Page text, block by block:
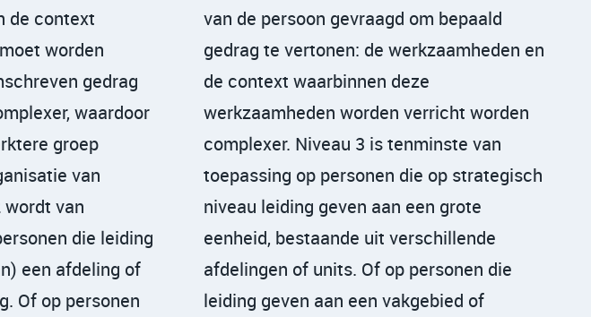
de context
worden
gedrag
waardoor
groep
van
wordt van
die leiding
een afdeling of
Of op personen
van de persoon gevraagd om bepaald
gedrag te vertonen: de werkzaamheden en
de context waarbinnen deze
werkzaamheden worden verricht worden
complexer. Niveau 3 is tenminste van
toepassing op personen die op strategisch
niveau leiding geven aan een grote
eenheid, bestaande uit verschillende
afdelingen of units. Of op personen die
leiding geven aan een vakgebied of